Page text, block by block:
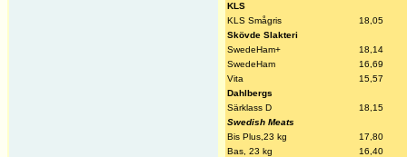
KLS
KLS Smågris
18,05
Skövde Slakteri
SwedeHam+
18,14
SwedeHam
16,69
Vita
15,57
Dahlbergs
Särklass D
18,15
Swedish Meats
Bis Plus,23 kg
17,80
Bas, 23 kg
16,40